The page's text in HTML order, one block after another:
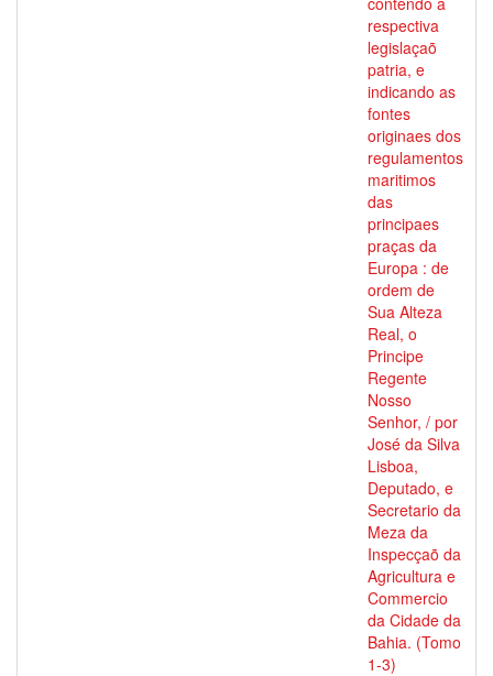
respectiva
legislaçaõ
patria, e
indicando as
fontes
originaes dos
regulamentos
maritimos
das
principaes
praças da
Europa : de
ordem de
Sua Alteza
Real, o
Principe
Regente
Nosso
Senhor, / por
José da Silva
Lisboa,
Deputado, e
Secretario da
Meza da
Inspecçaõ da
Agricultura e
Commercio
da Cidade da
Bahia. (Tomo
1-3)